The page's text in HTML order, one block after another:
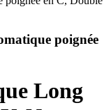
poignée
Long